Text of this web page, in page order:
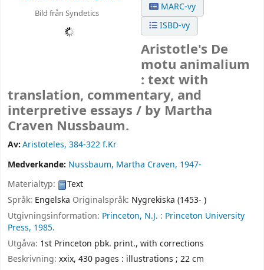
Bild från Syndetics
MARC-vy
ISBD-vy
Aristotle's De
motu animalium
: text with
translation, commentary, and
interpretive essays / by Martha
Craven Nussbaum.
Av:Aristoteles, 384-322 f.Kr
Medverkande: Nussbaum, Martha Craven, 1947-
Materialtyp:
Text
Språk: Engelska Originalspråk: Nygrekiska (1453- )
Utgivningsinformation: Princeton, N.J. : Princeton University
Press, 1985.
Utgåva: 1st Princeton pbk. print., with corrections
Beskrivning: xxix, 430 pages : illustrations ; 22 cm